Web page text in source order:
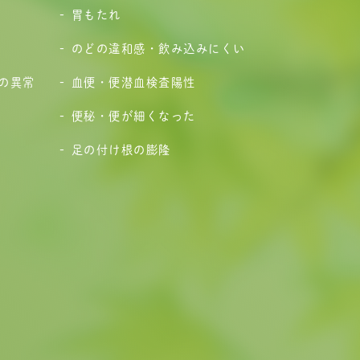
胃もたれ
のどの違和感・飲み込みにくい
異常 血便・便潜血検査陽性
便秘・便が細くなった
足の付け根の膨隆